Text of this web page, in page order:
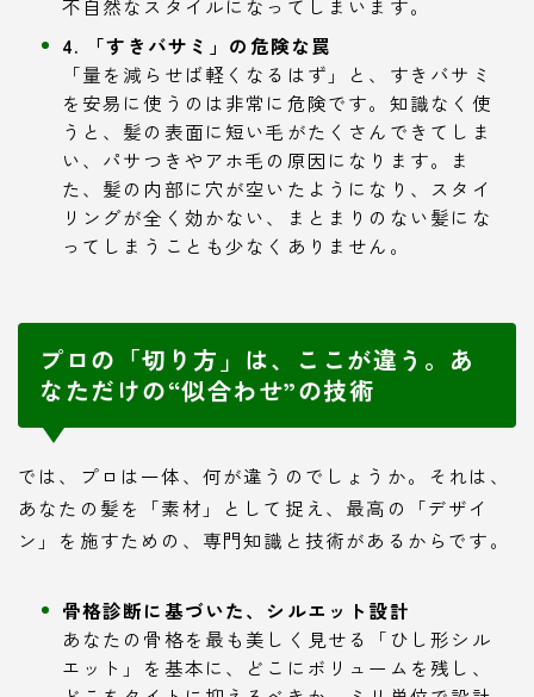
不自然なスタイルになってしまいます。
4. 「すきバサミ」の危険な罠
「量を減らせば軽くなるはず」と、すきバサミ
を安易に使うのは非常に危険です。知識なく使
うと、髪の表面に短い毛がたくさんできてしま
い、パサつきやアホ毛の原因になります。ま
た、髪の内部に穴が空いたようになり、スタイ
リングが全く効かない、まとまりのない髪にな
ってしまうことも少なくありません。
プロの「切り方」は、ここが違う。あ
なただけの“似合わせ”の技術
では、プロは一体、何が違うのでしょうか。それは、
あなたの髪を「素材」として捉え、最高の「デザイ
ン」を施すための、専門知識と技術があるからです。
骨格診断に基づいた、シルエット設計
あなたの骨格を最も美しく見せる「ひし形シル
エット」を基本に、どこにボリュームを残し、